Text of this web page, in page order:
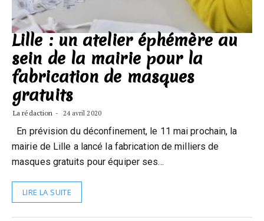
Lille : un atelier éphémère au
sein de la mairie pour la
fabrication de masques
gratuits
La rédaction 24 avril 2020
En prévision du déconfinement, le 11 mai prochain, la
mairie de Lille a lancé la fabrication de milliers de
masques gratuits pour équiper ses…
LIRE LA SUITE